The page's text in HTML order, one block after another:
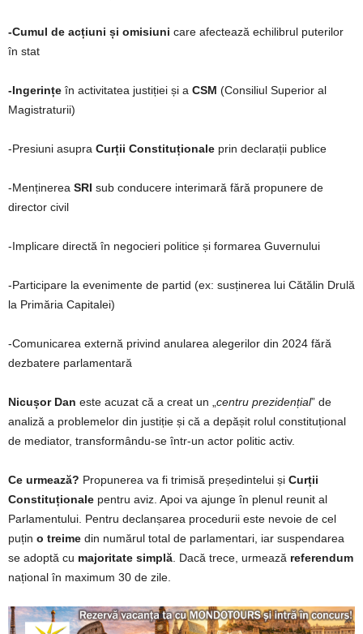
-Cumul de acțiuni și omisiuni care afectează echilibrul puterilor
în stat
-Ingerințe în activitatea justiției și a CSM (Consiliul Superior al
Magistraturii)
-Presiuni asupra Curții Constituționale prin declarații publice
-Menținerea SRI sub conducere interimară fără propunere de
director civil
-Implicare directă în negocieri politice și formarea Guvernului
-Participare la evenimente de partid (ex: susținerea lui Cătălin Drulă
la Primăria Capitalei)
-Comunicarea externă privind anularea alegerilor din 2024 fără
dezbatere parlamentară
Nicușor Dan este acuzat că a creat un „ centru prezidențial” de
analiză a problemelor din justiție și că a depășit rolul constituțional
de mediator, transformându-se într-un actor politic activ.
Ce urmează? Propunerea va fi trimisă președintelui și Curții
Constituționale pentru aviz. Apoi va ajunge în plenul reunit al
Parlamentului. Pentru declanșarea procedurii este nevoie de cel
puțin o treime din numărul total de parlamentari, iar suspendarea
se adoptă cu majoritate simplă . Dacă trece, urmează referendum
național în maximum 30 de zile.